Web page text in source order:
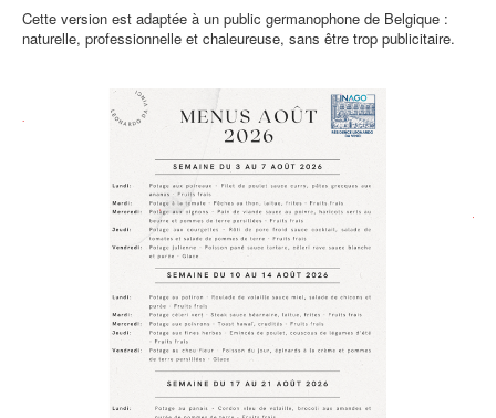
Cette version est adaptée à un public germanophone de Belgique :
naturelle, professionnelle et chaleureuse, sans être trop publicitaire.